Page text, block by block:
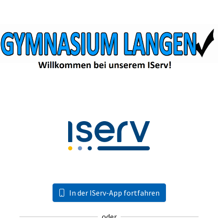
In der IServ-App fortfahren